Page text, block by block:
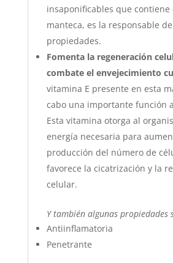
insaponificables que contiene
manteca, es la responsable
propiedades.
Fomenta la regeneración
combate el envejecimiento
vitamina E presente en esta
cabo una importante función
Esta vitamina otorga al
energía necesaria para
producción del número de
favorece la cicatrización y la
celular.
Y también algunas propiedades
Antiinflamatoria
Penetrante